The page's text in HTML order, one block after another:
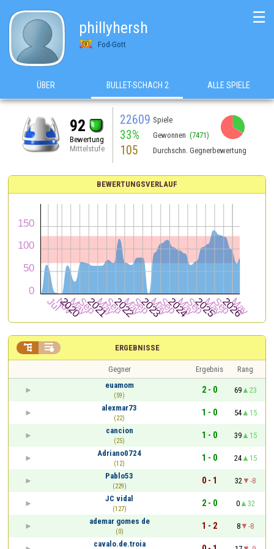
phillyhersh
Fod-Gott
☰
ÜBER BULLET-SCHACH 2 ALLE SPIELE
92
Bewertung
Mittelstufe
22609 Spiele
33% Gewonnen (7471)
105 Durchschn. Gegnerbewertung
BEWERTUNGSVERLAUF
ERGEBNISSE
 
Gegner Ergebnis
Rang
euamom
(59)
2 - 0 69
23
alexmar73
(22)
1 - 0 54
15
cancion
(25)
1 - 0 39
15
Adriano0724
(12)
1 - 0 24
15
Pablo53
(229)
0 - 1 32
-8
JC vidal
(127)
2 - 0 0
32
ademar gomes de
(0)
1 - 2 8
-8
cavalo.de.troia